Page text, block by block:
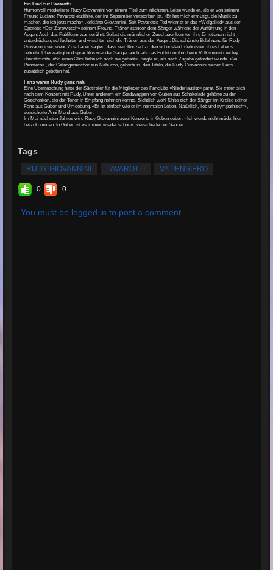
Ein Lied für Pavarotti
Humorvoll moderierte Rudy Giovannini von einem Titel zum nächsten. Leise wurde er, als er von seinem
Freund Luciano Pavarotti erzählte, der im September verstorben ist. «Er hat mich ermutigt, die Musik zu
machen, die ich jetzt mache» , erklärte Giovannini. Seit Pavarottis Tod widmet er das «Wolgalied» aus der
Operette «Der Zarewitsch» seinem Freund. Tränen standen dem Sänger während der Aufführung in den
Augen. Auch das Publikum war gerührt. Selbst die männlichen Zuschauer konnten ihre Emotionen nicht
unterdrücken, schluchzten und wischten sich die Tränen aus den Augen. Die schönste Belohnung für Rudy
Giovannini sei, wenn Zuschauer sagten, dass sein Konzert zu den schönsten Erlebnissen ihres Lebens
gehörte. Überwältigt und sprachlos war der Sänger auch, als das Publikum ihm beim Volksmusikmedley
überstimmte. «So einen Chor habe ich noch nie gehabt» , sagte er, als nach Zugabe gefordert wurde. «Va
Pensiero» , der Gefangenenchor aus Nabucco, gehörte zu den Titeln, die Rudy Giovannini seinen Fans
zusätzlich geboten hat.
Fans waren Rudy ganz nah
Eine Überraschung hatte der Südtiroler für die Mitglieder des Fanclubs «Niederlausitz» parat. Sie trafen sich
nach dem Konzert mit Rudy. Unter anderem ein Stadtwappen von Guben aus Schokolade gehörte zu den
Geschenken, die der Tenor in Empfang nehmen konnte. Sichtlich wohl fühlte sich der Sänger im Kreise seiner
Fans aus Guben und Umgebung. «Er ist einfach wie er im normalen Leben. Natürlich, lieb und sympathisch» ,
versicherte Anni Mund aus Guben.
Im Mai nächsten Jahres wird Rudy Giovannini zwei Konzerte in Guben geben. «Ich werde nicht müde, hier
herzukommen. In Guben ist es immer wieder schön» , versicherte der Sänger.
Tags
RUDY GIOVANNINI PAVAROTTI VA PENSIERO
0 0
You must be logged in to post a comment